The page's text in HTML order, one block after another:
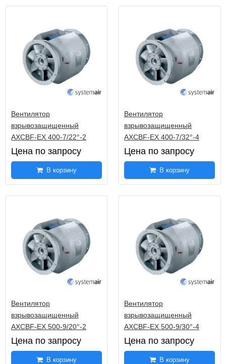
Вентилятор
взрывозащищенный
AXCBF-EX 400-7/22°-2
Цена по запросу
В корзину
Вентилятор
взрывозащищенный
AXCBF-EX 400-7/32°-4
Цена по запросу
В корзину
Вентилятор
взрывозащищенный
AXCBF-EX 500-9/20°-2
Цена по запросу
В корзину
Вентилятор
взрывозащищенный
AXCBF-EX 500-9/30°-4
Цена по запросу
В корзину